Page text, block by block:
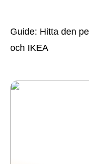
Guide: Hitta den
och IKEA